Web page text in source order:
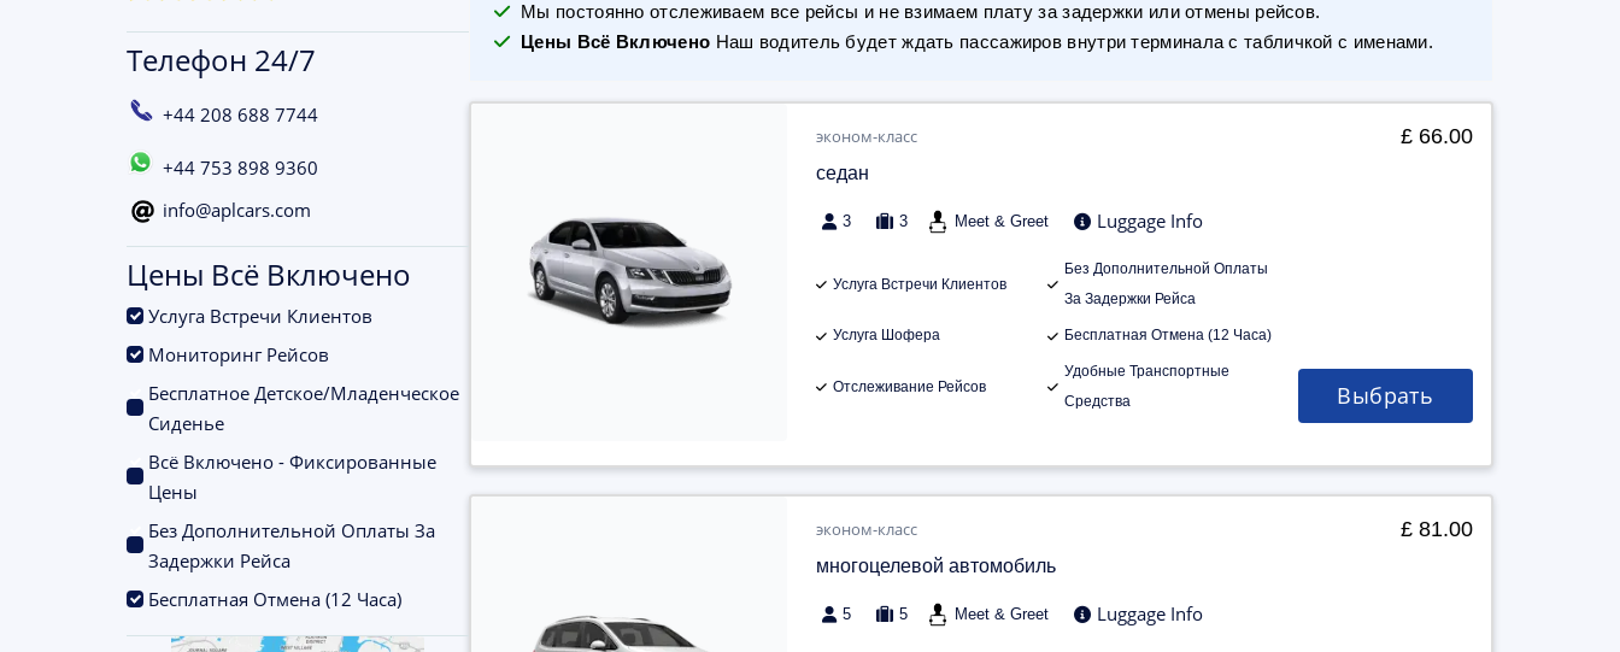
Телефон 24/7
+44 208 688 7744
+44 753 898 9360
info@aplcars.com
Цены Всё Включено
Услуга Встречи Клиентов
Мониторинг Рейсов
Бесплатное Детское/Младенческое
Сиденье
Всё Включено - Фиксированные
Цены
Без Дополнительной Оплаты За
Задержки Рейса
Бесплатная Отмена (12 Часа)
Мы постоянно отслеживаем все рейсы и не взимаем плату за задержки или отмены рейсов.
Цены Всё Включено Наш водитель будет ждать пассажиров внутри терминала с табличкой с именами.
эконом-класс
седан
3 3 Meet & Greet Luggage Info
Услуга Встречи Клиентов
Без Дополнительной Оплаты
За Задержки Рейса
Услуга Шофера Бесплатная Отмена (12 Часа)
Отслеживание Рейсов
Удобные Транспортные
Средства
£ 66.00
Выбрать
эконом-класс
многоцелевой автомобиль
5 5 Meet & Greet Luggage Info
£ 81.00